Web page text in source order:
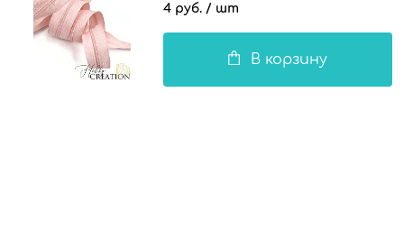
4 руб. / шт
В корзину